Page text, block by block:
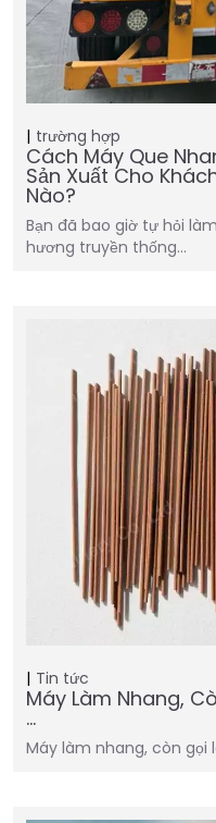
trường hợp
Cách Máy Que
Sản Xuất Cho
Nào?
Bạn đã bao giờ tự hỏi
hương truyền thống…
Tin tức
Máy Làm Nhang,
…
Máy làm nhang, còn gọi